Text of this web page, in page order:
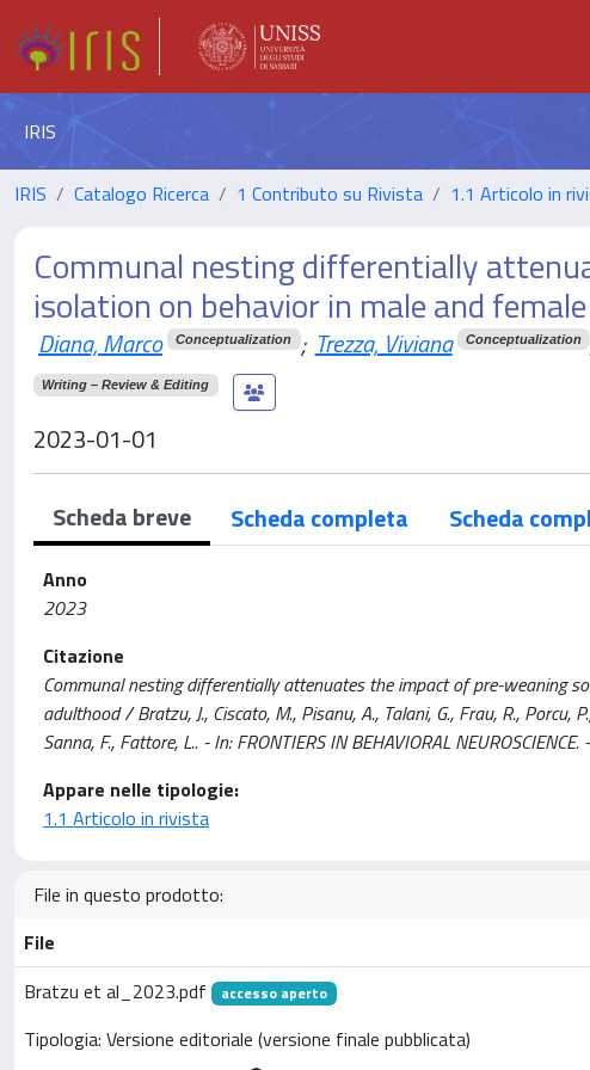
IRIS
IRIS Catalogo Ricerca 1 Contributo su Rivista 1.1 Articolo in
Communal nesting differentially
isolation on behavior in male and
Diana, Marco Conceptualization ; Trezza, Viviana Conceptualization
Writing – Review & Editing
2023-01-01
Scheda breve Scheda completa Scheda
Anno
2023
Citazione
Communal nesting differentially attenuates the impact of pre-weaning
adulthood / Bratzu, J., Ciscato, M., Pisanu, A., Talani, G., Frau, R., Porcu,
Sanna, F., Fattore, L.. - In: FRONTIERS IN BEHAVIORAL
Appare nelle tipologie:
1.1 Articolo in rivista
File in questo prodotto:
File
Bratzu et al_2023.pdf
accesso aperto
Tipologia: Versione editoriale (versione finale pubblicata)